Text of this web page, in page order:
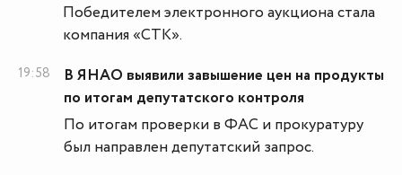
Победителем электронного аукциона стала
компания «СТК».
19:58
В ЯНАО выявили завышение цен на продукты
по итогам депутатского контроля
По итогам проверки в ФАС и прокуратуру
был направлен депутатский запрос.